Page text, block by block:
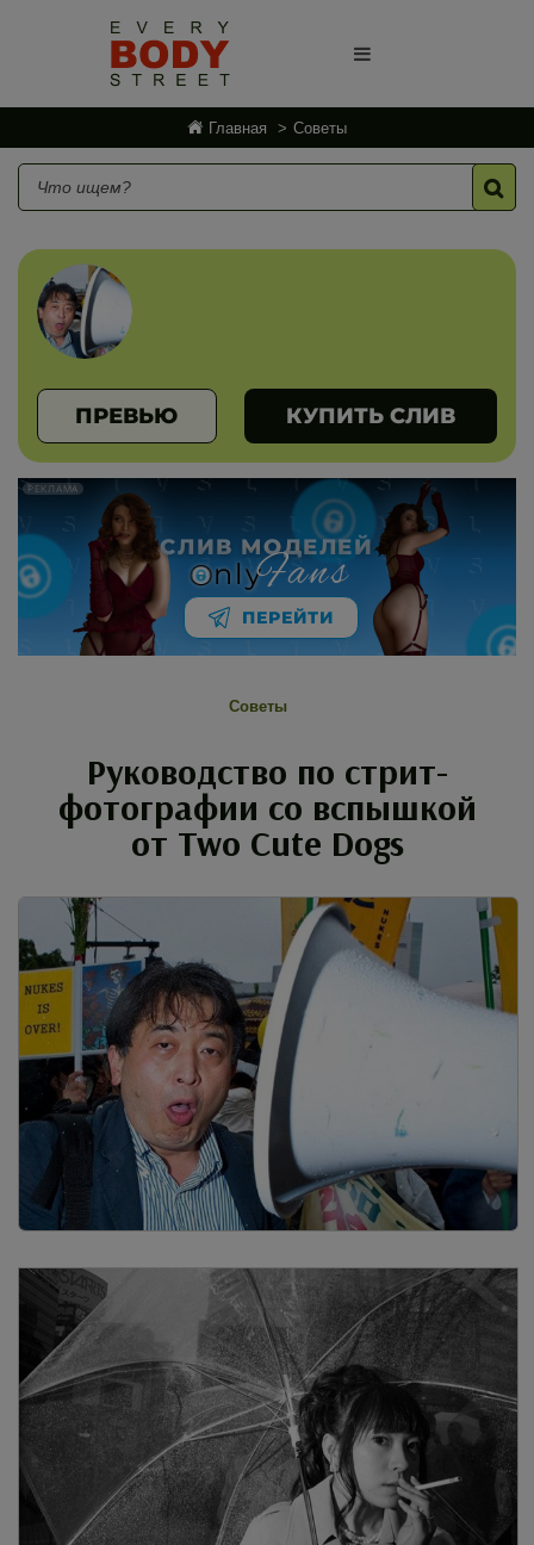
Главная Советы
ПРЕВЬЮ КУПИТЬ СЛИВ
РЕКЛАМА
СЛИВ МОДЕЛЕЙ
nlyFans
ПЕРЕЙТИ
Советы
Руководство по стрит-
фотографии со вспышкой
от Two Cute Dogs